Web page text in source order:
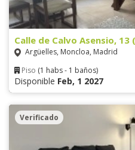
Calle de Calvo Asensio, 13
Argüelles, Moncloa, Madrid
Piso (1 habs - 1 baños)
Disponible Feb, 1 2027
Verificado